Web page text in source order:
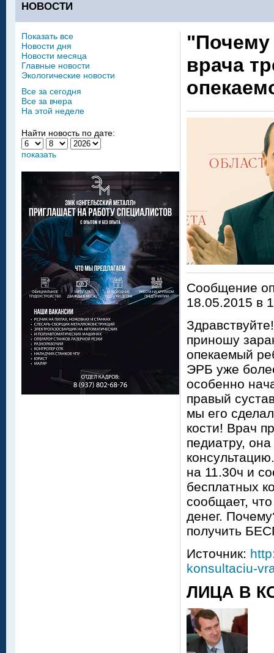
НОВОСТИ
врача
Сообщение
18.05.2015 в
приношу
опекаемый
ЭРБ уже
особенно
правый
мы его
кости! Врач
педиатру,
на 11.30ч и
бесплатных
сообщает,
денег.
получить
Источник:
konsultaciu-
ЛИЦА В
Показать все
Новости дня
Новости месяца
Главные новости
Экологические новости
Все за сегодня
Все за вчера
На этой неделе
Найти новость по дате:
показать